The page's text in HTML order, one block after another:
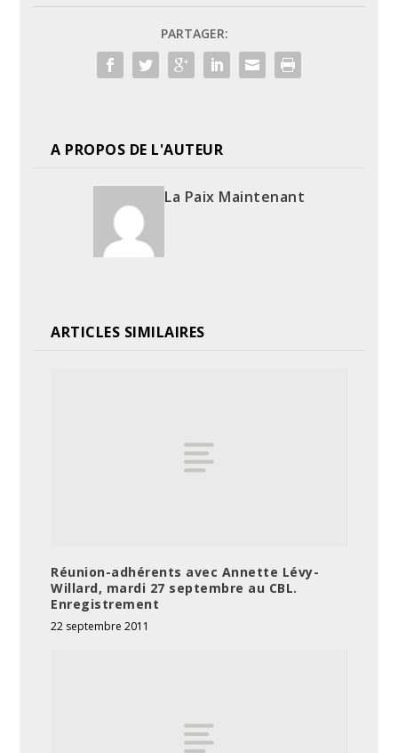
PARTAGER:
A PROPOS DE L'AUTEUR
La Paix Maintenant
ARTICLES SIMILAIRES
Réunion-adhérents avec Annette Lévy-
Willard, mardi 27 septembre au CBL.
Enregistrement
22 septembre 2011